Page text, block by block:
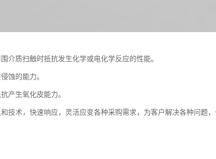
介质扫触时抵抗发生化学或电化学反应的性能。
蚀的能力。
产生氧化皮能力。
技术，快速响应，灵活应变各种采购需求，为客户解决各种问题